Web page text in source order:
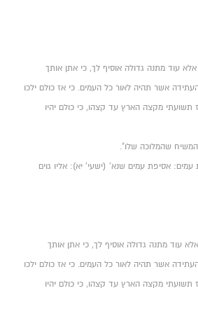
עוד מתנה גדולה אוסיף לך, כי אתן אותך
אשר תהיה לאור כל העמים. כי אז כולם ילכו
תשועתי מקצה הארץ עד קצהו, כי כולם יהיו
אסיפת עמים שנא` (ישעי` יא): אליו גוים
עוד מתנה גדולה אוסיף לך, כי אתן אותך
אשר תהיה לאור כל העמים. כי אז כולם ילכו
תשועתי מקצה הארץ עד קצהו, כי כולם יהיו